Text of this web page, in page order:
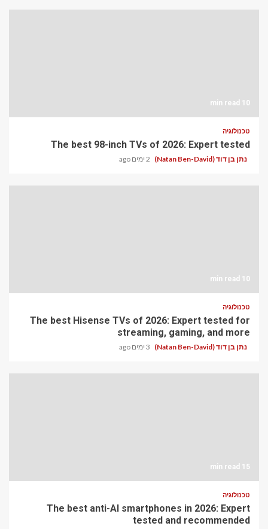
10 min read
טכנולוגיה
The best 98-inch TVs of 2026: Expert tested
נתן בן דוד (Natan Ben-David) 2 ימים ago
10 min read
טכנולוגיה
The best Hisense TVs of 2026: Expert tested for
streaming, gaming, and more
נתן בן דוד (Natan Ben-David) 3 ימים ago
15 min read
טכנולוגיה
The best anti-AI smartphones in 2026: Expert
tested and recommended